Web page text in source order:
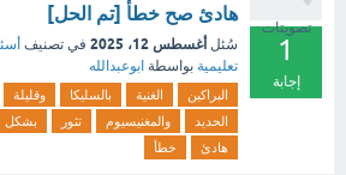
تصويتات
1
إجابة
هادئ صح خطأ [تم الحل]
سُئل أغسطس 12، 2025 في تصنيف
تعليمية بواسطة ابوعبدالله
البراكين الغنية بالسليكا
وقليلة
الحديد
والمغنيسيوم تثور
بشكل
هادئ
خطأ